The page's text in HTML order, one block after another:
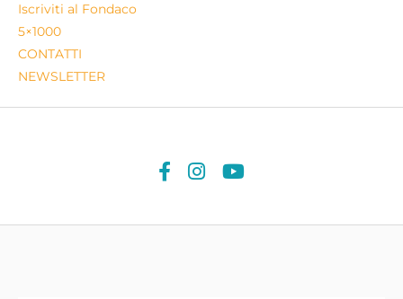
Iscriviti al Fondaco
5×1000
CONTATTI
NEWSLETTER